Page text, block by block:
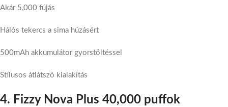
Akár 5,000 fújás
Hálós tekercs a sima húzásért
500mAh akkumulátor gyorstöltéssel
Stílusos átlátszó kialakítás
4. Fizzy Nova Plus 40,000 puffok